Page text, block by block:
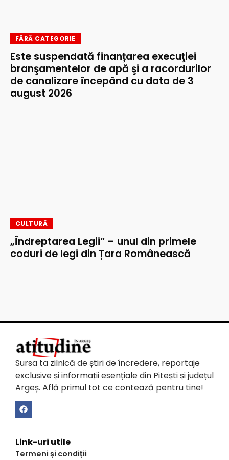
FĂRĂ CATEGORIE
Este suspendată finanțarea execuţiei
branşamentelor de apă şi a racordurilor
de canalizare începând cu data de 3
august 2026
CULTURĂ
„Îndreptarea Legii“ – unul din primele
coduri de legi din Țara Românească
Sursa ta zilnică de știri de încredere, reportaje
exclusive și informații esențiale din Pitești și județul
Argeș. Află primul tot ce contează pentru tine!
Link-uri utile
Termeni și condiții